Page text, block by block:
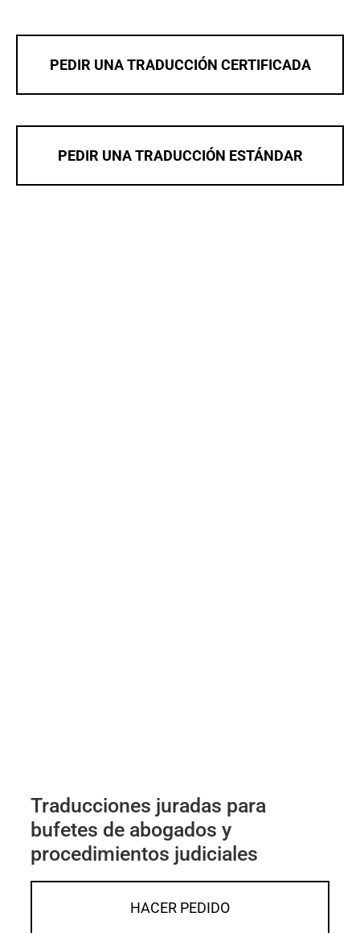
PEDIR UNA TRADUCCIÓN CERTIFICADA
PEDIR UNA TRADUCCIÓN ESTÁNDAR
Traducciones juradas para
bufetes de abogados y
procedimientos judiciales
HACER PEDIDO